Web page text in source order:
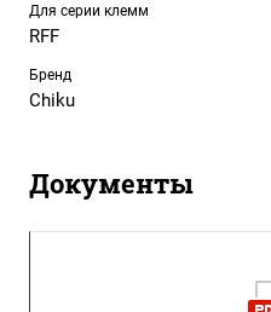
Для серии клемм
RFF
Бренд
Chiku
Документы